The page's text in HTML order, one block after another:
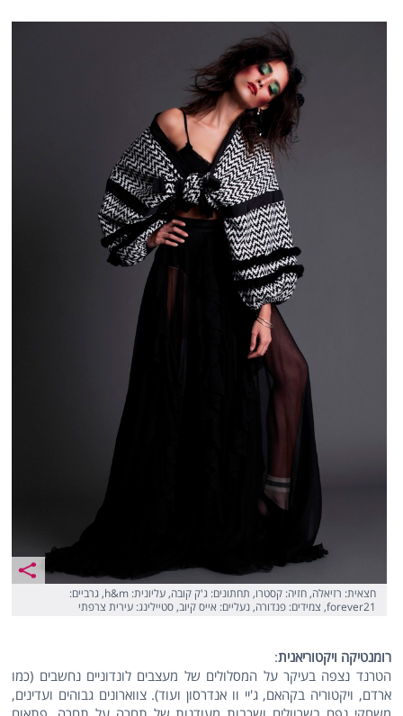
חצאית: רזיאלה, חזיה: קסטרו, תחתונים: ג'ק קובה, עליונית: h&m, גרביים:
forever21, צמידים: פנדורה, נעליים: אייס קיוב, סטיילינג: עירית צרפתי
רומנטיקה ויקטוריאנית:
הטרנד נצפה בעיקר על המסלולים של מעצבים לונדוניים נחשבים (כמו
ארדם, ויקטוריה בקהאם, ג'יי וו אנדרסון ועוד). צווארונים גבוהים ועדינים,